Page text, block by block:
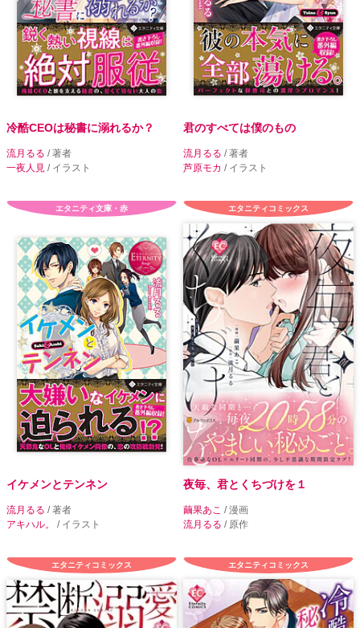
冷酷CEOは秘書に溺れるか？
流月るる / 著者
一夜人見 / イラスト
君のすべては僕のもの
流月るる / 著者
芦原モカ / イラスト
エタニティ文庫・赤
イケメンとテンネン
流月るる / 著者
アキハル。 / イラスト
エタニティコミックス
夜毎、君とくちづけを１
繭果あこ / 漫画
流月るる / 原作
エタニティコミックス エタニティコミックス